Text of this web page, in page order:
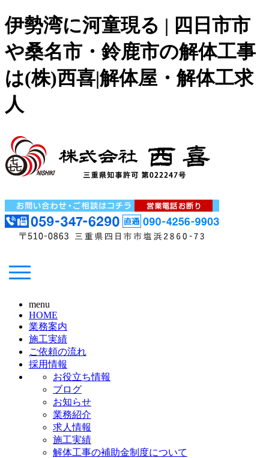
伊勢湾に河童現る | 四日市市
や桑名市・鈴鹿市の解体工事
は(株)西喜|解体屋・解体工求
人
menu
HOME
業務案内
施工実績
ご依頼の流れ
採用情報
お役立ち情報
ブログ
お知らせ
業務紹介
求人情報
施工実績
解体工事の補助金制度について